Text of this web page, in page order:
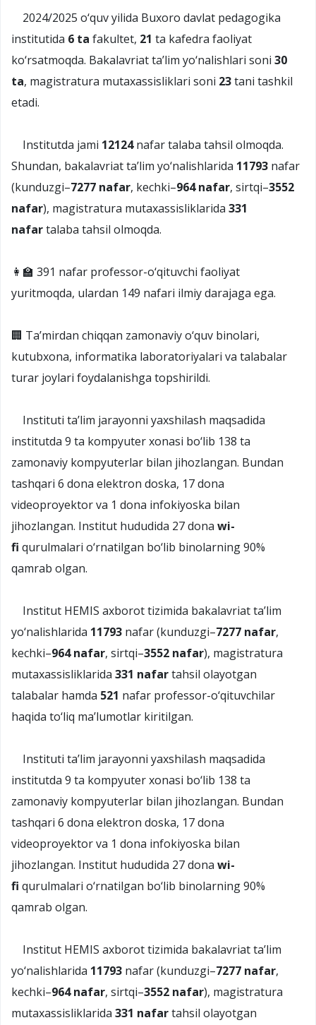
2024/2025 o‘quv yilida Buxoro davlat pedagogika
institutida 6 ta fakultet, 21 ta kafedra faoliyat
ko‘rsatmoqda. Bakalavriat ta’lim yo‘nalishlari soni 30
ta, magistratura mutaxassisliklari soni 23tani tashkil
etadi.
Institutda jami 12124nafar talaba tahsil olmoqda.
Shundan, bakalavriat ta’lim yo‘nalishlarida 11793 nafar
(kunduzgi–7277 nafar, kechki–964 nafar, sirtqi–3552
nafar), magistratura mutaxassisliklarida 331
nafartalaba tahsil olmoqda.
👩‍🏫 391 nafar professor-o‘qituvchi faoliyat
yuritmoqda, ulardan 149 nafari ilmiy darajaga ega.
🏢 Ta’mirdan chiqqan zamonaviy o‘quv binolari,
kutubxona, informatika laboratoriyalari va talabalar
turar joylari foydalanishga topshirildi.
Instituti ta’lim jarayonni yaxshilash maqsadida
institutda 9 ta kompyuter xonasi bo‘lib 138 ta
zamonaviy kompyuterlar bilan jihozlangan. Bundan
tashqari 6 dona elektron doska, 17 dona
videoproyektor va 1 dona infokiyoska bilan
jihozlangan. Institut hududida 27 dona wi-
fi qurulmalari o‘rnatilgan bo‘lib binolarning 90%
qamrab olgan.
Institut HEMIS axborot tizimida bakalavriat ta’lim
yo‘nalishlarida 11793 nafar (kunduzgi–7277 nafar,
kechki–964 nafar, sirtqi–3552 nafar), magistratura
mutaxassisliklarida 331 nafartahsil olayotgan
talabalar hamda 521 nafar professor-o‘qituvchilar
haqida to‘liq ma’lumotlar kiritilgan.
Instituti ta’lim jarayonni yaxshilash maqsadida
institutda 9 ta kompyuter xonasi bo‘lib 138 ta
zamonaviy kompyuterlar bilan jihozlangan. Bundan
tashqari 6 dona elektron doska, 17 dona
videoproyektor va 1 dona infokiyoska bilan
jihozlangan. Institut hududida 27 dona wi-
fi qurulmalari o‘rnatilgan bo‘lib binolarning 90%
qamrab olgan.
Institut HEMIS axborot tizimida bakalavriat ta’lim
yo‘nalishlarida 11793 nafar (kunduzgi–7277 nafar,
kechki–964 nafar, sirtqi–3552 nafar), magistratura
mutaxassisliklarida 331 nafartahsil olayotgan